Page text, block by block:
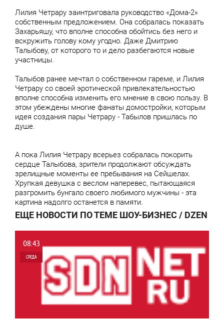
Лилия Четрару заинтриговала руководство «Дома-2»
собственным предложением. Она собралась показать
Захарьяшу, что вполне способна обойтись без него и
вскружить голову кому угодно. Даже Дмитрию
Талыбову, от которого то и дело разбегаются новые
участницы.
Талыбов ранее мечтал о собственном гареме, и Лилия
Четрару со своей эротической привлекательностью
вполне способна изменить его мнение в свою пользу. В
этом убеждены многие фанаты домостройки, которым
идея создания пары Четрару - Табылов пришлась по
душе.
А пока Лилия Четрару всерьез собралась покорить
сердце Талыбова, зрители продолжают обсуждать
зрелищные моменты ее пребывания на Сейшелах.
Хрупкая девушка с веслом наперевес, пытающаяся
разгромить бунгало своего любимого мужчины - эта
картина надолго останется в памяти.
ЕЩЕ НОВОСТИ ПО ТЕМЕ ШОУ-БИЗНЕС / DZEN
08:43
СРЕДА